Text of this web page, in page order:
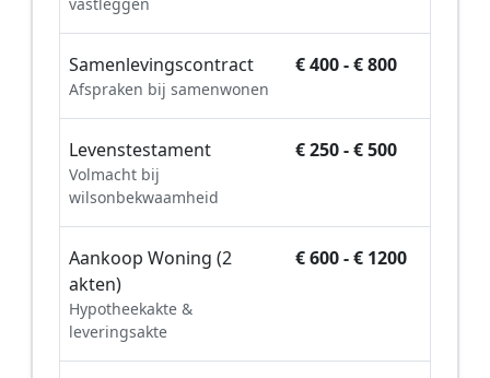
Samenlevingscontract
Afspraken bij samenwonen
€ 400 - € 800
Levenstestament
Volmacht bij
wilsonbekwaamheid
€ 250 - € 500
Aankoop Woning (2
akten)
Hypotheekakte &
leveringsakte
€ 600 - € 1200